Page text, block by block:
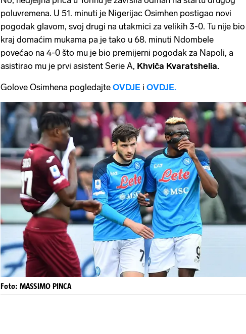
poluvremena. U 51. minuti je Nigerijac Osimhen postigao novi
pogodak glavom, svoj drugi na utakmici za velikih 3-0. Tu nije bio
kraj domaćim mukama pa je tako u 68. minuti Ndombele
povećao na 4-0 što mu je bio premijerni pogodak za Napoli, a
asistirao mu je prvi asistent Serie A, Khviča Kvaratshelia.
Golove Osimhena pogledajte OVDJE i OVDJE.
Foto: MASSIMO PINCA